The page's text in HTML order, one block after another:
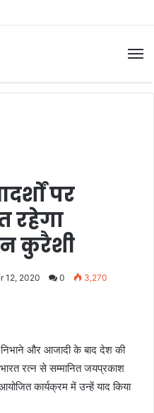
पर
रहेगा
कुरैशी
12, 2020 0 3,270
निभाने और आजादी के बाद देश की
रत्न से सम्मानित जयप्रकाश
कार्यक्रम में उन्हें याद किया